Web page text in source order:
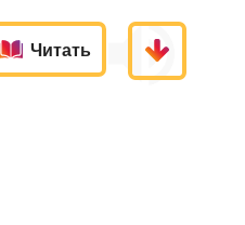
Читать